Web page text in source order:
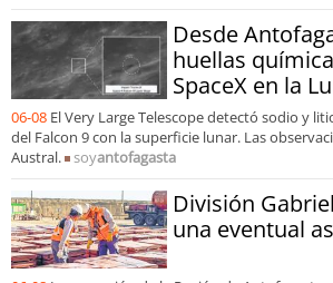
Desde
huellas
SpaceX en la
06-08 El Very Large Telescope detectó sodio y
del Falcon 9 con la superficie lunar. Las
Austral.
soyantofagasta
División
una eventual